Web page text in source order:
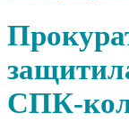
СПК-